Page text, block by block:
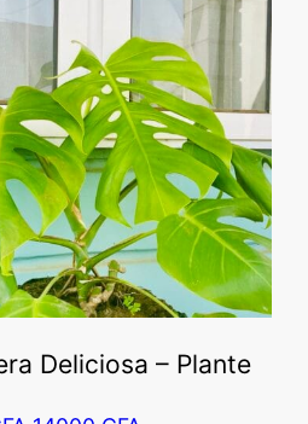
Deliciosa – Plante